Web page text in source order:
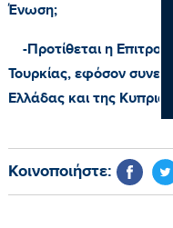
Ένωση;
-Προτίθεται η
Τουρκίας, εφόσον
Ελλάδας και της
Κοινοποιήστε: